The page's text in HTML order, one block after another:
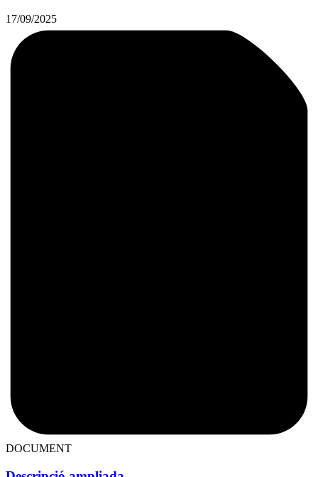
17/09/2025
DOCUMENT